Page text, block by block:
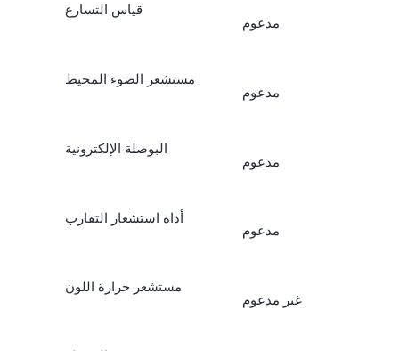
قياس التسارع
مدعوم
مستشعر الضوء المحيط
مدعوم
البوصلة الإلكترونية
مدعوم
أداة استشعار التقارب
مدعوم
مستشعر حرارة اللون
غير مدعوم